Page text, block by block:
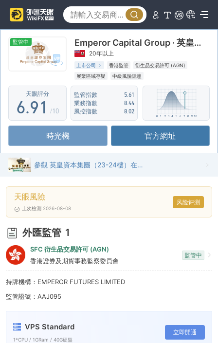
監管中 Emperor Capital Group · 英皇資本集團
20年以上
上市公司 香港監管
衍生品交易許可 (AGN)
展業區域存疑
中級風險隱患
天眼評分
1
2
3
4
5
6
7
8
9
.
4
5
6
7
8
9
0
1
2
3
4
5
6
7
8
9
/10
監管指數
5.61
業務指數
8.44
風控指數
8.02
時光機 官方網址
參觀 英皇資本集團（23-24樓）在香港 - 辦公室發現
天眼風險
上次檢測 2026-08-08
风险评测
外匯監管 1
SFC 衍生品交易許可 (AGN)
香港證券及期貨事務監察委員會
監管中
持牌機構：EMPEROR FUTURES LIMITED
監管證號：AAJ095
VPS Standard
1*CPU / 1GRam / 40G硬盤
立即開通